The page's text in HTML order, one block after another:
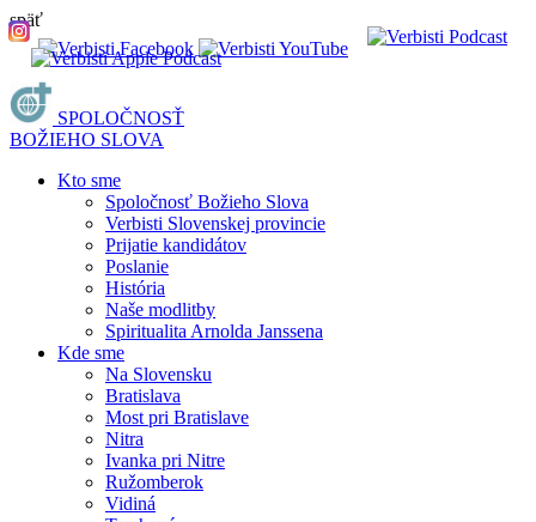
späť
SPOLOČNOSŤ
BOŽIEHO SLOVA
Kto sme
Spoločnosť Božieho Slova
Verbisti Slovenskej provincie
Prijatie kandidátov
Poslanie
História
Naše modlitby
Spiritualita Arnolda Janssena
Kde sme
Na Slovensku
Bratislava
Most pri Bratislave
Nitra
Ivanka pri Nitre
Ružomberok
Vidiná